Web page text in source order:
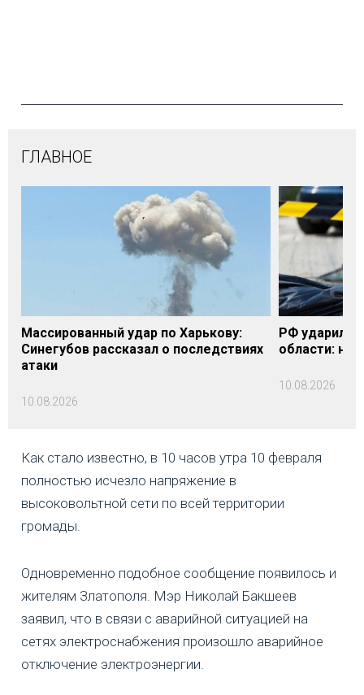
ГЛАВНОЕ
Массированный удар по Харькову:
Синегубов рассказал о последствиях
атаки
10.08.2026
РФ ударила
области: на
10.08.2026
Как стало известно, в 10 часов утра 10 февраля
полностью исчезло напряжение в
высоковольтной сети по всей территории
громады.
Одновременно подобное сообщение появилось и
жителям Златополя. Мэр Николай Бакшеев
заявил, что в связи с аварийной ситуацией на
сетях электроснабжения произошло аварийное
отключение электроэнергии.